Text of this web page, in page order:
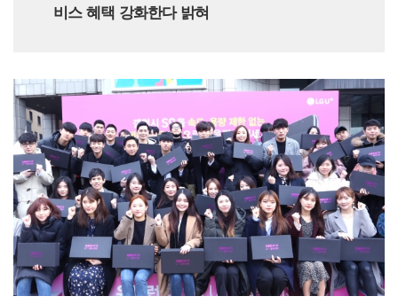
비스 혜택 강화한다 밝혀